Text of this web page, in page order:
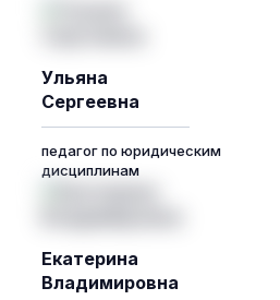
Ульяна
Сергеевна
педагог по юридическим
дисциплинам
Екатерина
Владимировна